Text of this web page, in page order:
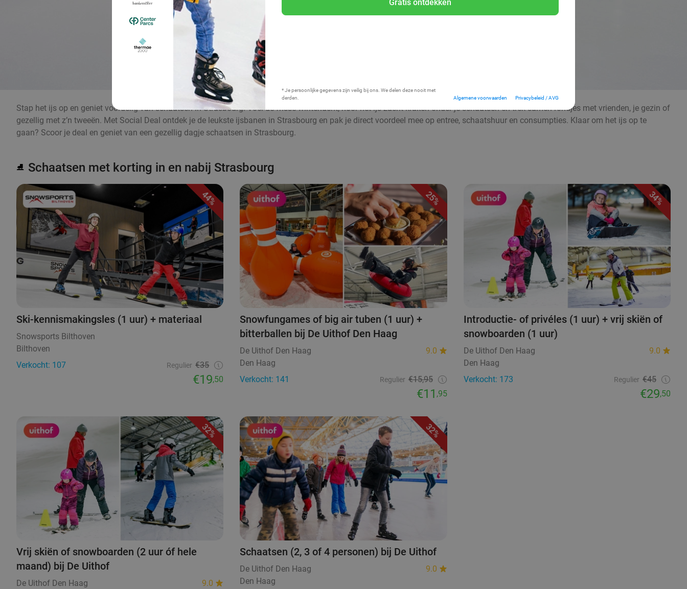
Gratis ontdekken
* Je persoonlijke gegevens zijn veilig bij ons. We delen deze nooit met
derden.
Algemene voorwaarden Privacybeleid / AVG
Stap het ijs op en geniet voordelig van schaatsen in Strasbourg. Voel de frisse winterlucht, hoor het ijs zacht kraken onder je schaatsen en trek samen rondjes met vrienden, je gezin of
gezellig met z’n tweeën. Met Social Deal ontdek je de leukste ijsbanen in Strasbourg en pak je direct voordeel mee op entree, schaatshuur en consumpties. Klaar om het ijs op te
gaan? Scoor je deal en geniet van een gezellig dagje schaatsen in Strasbourg.
⛸️ Schaatsen met korting in en nabij Strasbourg
44%
Ski-kennismakingsles (1 uur) + materiaal
Snowsports Bilthoven
Bilthoven
Verkocht: 107
Regulier €35
€19,50
25%
Snowfungames of big air tuben (1 uur) +
bitterballen bij De Uithof Den Haag
De Uithof Den Haag
9.0
Den Haag
Verkocht: 141
Regulier €15,95
€11 ,95
34%
Introductie- of privéles (1 uur) + vrij skiën of
snowboarden (1 uur)
De Uithof Den Haag
9.0
Den Haag
Verkocht: 173
Regulier €45
€29,50
32%
Vrij skiën of snowboarden (2 uur óf hele
maand) bij De Uithof
De Uithof Den Haag
9.0
32%
Schaatsen (2, 3 of 4 personen) bij De Uithof
De Uithof Den Haag
9.0
Den Haag